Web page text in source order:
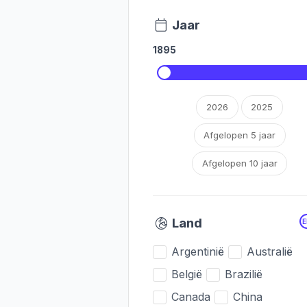
Jaar
1895
2026 2025
Afgelopen 5 jaar
Afgelopen 10 jaar
Land
Argentinië
Australië
België
Brazilië
Canada
China